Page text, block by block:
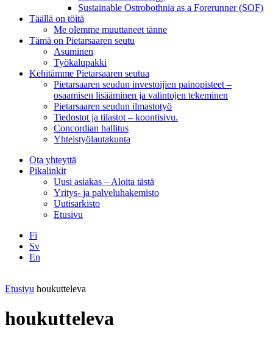
Sustainable Ostrobothnia as a Forerunner (SOF)
Täällä on töitä
Me olemme muuttaneet tänne
Tämä on Pietarsaaren seutu
Asuminen
Työkalupakki
Kehitämme Pietarsaaren seutua
Pietarsaaren seudun investoijien painopisteet –
osaamisen lisääminen ja valintojen tekeminen
Pietarsaaren seudun ilmastotyö
Tiedostot ja tilastot – koontisivu.
Concordian hallitus
Yhteistyölautakunta
Ota yhteyttä
Pikalinkit
Uusi asiakas – Aloita tästä
Yritys- ja palveluhakemisto
Uutisarkisto
Etusivu
Fi
Sv
En
Etusivu houkutteleva
houkutteleva